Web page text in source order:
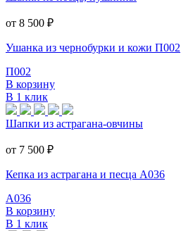
от 8 500 ₽
Ушанка из чернобурки и кожи П002
П002
В корзину
В 1 клик
Шапки из астрагана-овчины
от 7 500 ₽
Кепка из астрагана и песца А036
А036
В корзину
В 1 клик